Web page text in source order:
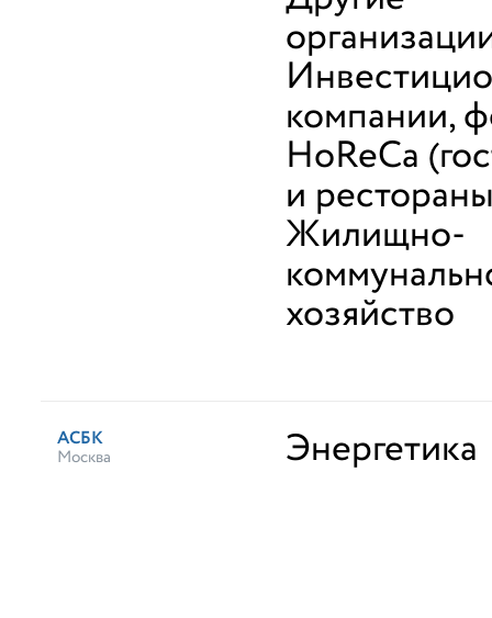
компании,
HoReCa
и
Жилищно-
хозяйство
АСБК
Москва Энергетика